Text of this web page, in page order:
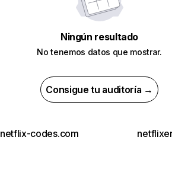
Ningún resultado
No tenemos datos que mostrar.
Consigue tu auditoría →
netflix-codes.com